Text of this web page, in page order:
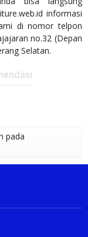
informasi
di nomor telpon
no.32 (Depan
Selatan.
pada